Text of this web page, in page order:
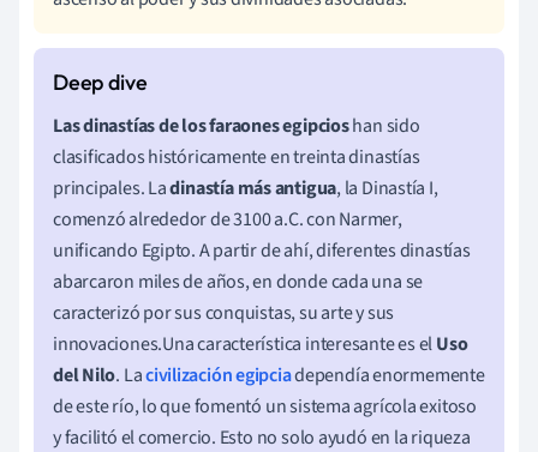
Las dinastías de los faraones egipcioshan sido
clasificados históricamente en treinta dinastías
principales. Ladinastía más antigua, la Dinastía I,
comenzó alrededor de 3100 a.C. con Narmer,
unificando Egipto. A partir de ahí, diferentes dinastías
abarcaron miles de años, en donde cada una se
caracterizó por sus conquistas, su arte y sus
innovaciones.Una característica interesante es elUso
del Nilo. Lacivilización egipciadependía enormemente
de este río, lo que fomentó un sistema agrícola exitoso
y facilitó el comercio. Esto no solo ayudó en la riqueza